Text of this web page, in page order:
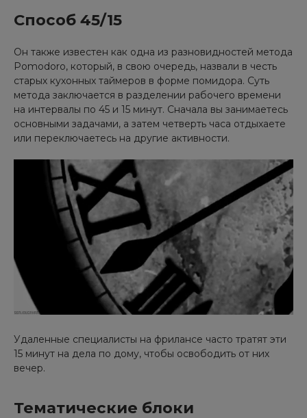
Способ 45/15
Он также известен как одна из разновидностей метода
Pomodoro, который, в свою очередь, назвали в честь
старых кухонных таймеров в форме помидора. Суть
метода заключается в разделении рабочего времени
на интервалы по 45 и 15 минут. Сначала вы занимаетесь
основными задачами, а затем четверть часа отдыхаете
или переключаетесь на другие активности.
Удаленные специалисты на фрилансе часто тратят эти
15 минут на дела по дому, чтобы освободить от них
вечер.
Тематические блоки